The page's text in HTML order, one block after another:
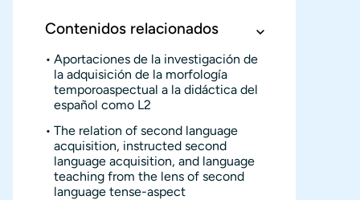
Contenidos relacionados
Aportaciones de la investigación de
la adquisición de la morfología
temporoaspectual a la didáctica del
español como L2
The relation of second language
acquisition, instructed second
language acquisition, and language
teaching from the lens of second
language tense-aspect